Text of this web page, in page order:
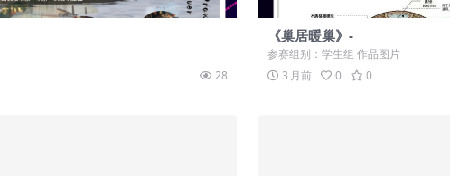
28
《巢居暖巢》-
参赛组别：学生组 作品图片
3 月前
0 0